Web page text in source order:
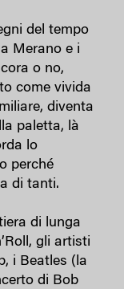
del tempo
Merano e i
o no,
come vivida
diventa
paletta, là
lo
perché
di tanti.
di lunga
gli artisti
i Beatles (la
di Bob